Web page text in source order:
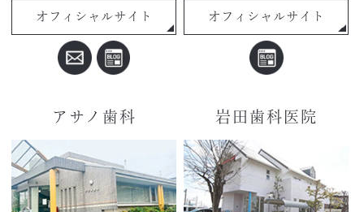
オフィシャルサイト オフィシャルサイト
アサノ歯科 岩田歯科医院